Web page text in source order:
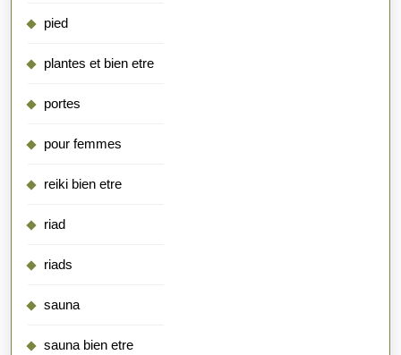
pied
plantes et bien etre
portes
pour femmes
reiki bien etre
riad
riads
sauna
sauna bien etre